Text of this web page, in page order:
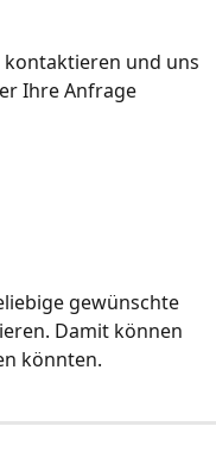
kontaktieren und uns
Ihre Anfrage
gewünschte
Damit können
könnten.